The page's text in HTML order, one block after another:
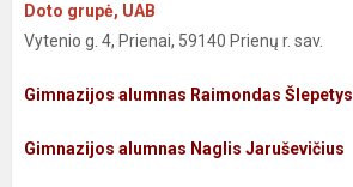
Doto grupė, UAB
Vytenio g. 4, Prienai, 59140 Prienų r. sav.
Gimnazijos alumnas Raimondas Šlepetys
Gimnazijos alumnas Naglis Jaruševičius